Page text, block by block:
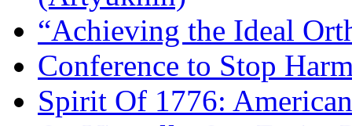
“Achieving the Ideal
Conference to Stop
Spirit Of 1776: